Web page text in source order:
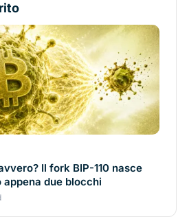
Il fork BIP-110 nasce
appena due blocchi